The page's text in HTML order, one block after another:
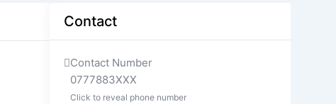
Contact
Contact Number
0777883XXX
Click to reveal phone number